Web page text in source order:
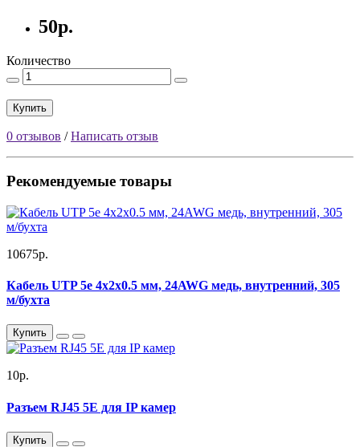
50р.
Количество
Купить
0 отзывов /Написать отзыв
Рекомендуемые товары
10675р.
Кабель UTP 5e 4x2x0.5 мм, 24AWG медь, внутренний, 305
м/бухта
Купить
10р.
Разъем RJ45 5E для IP камер
Купить